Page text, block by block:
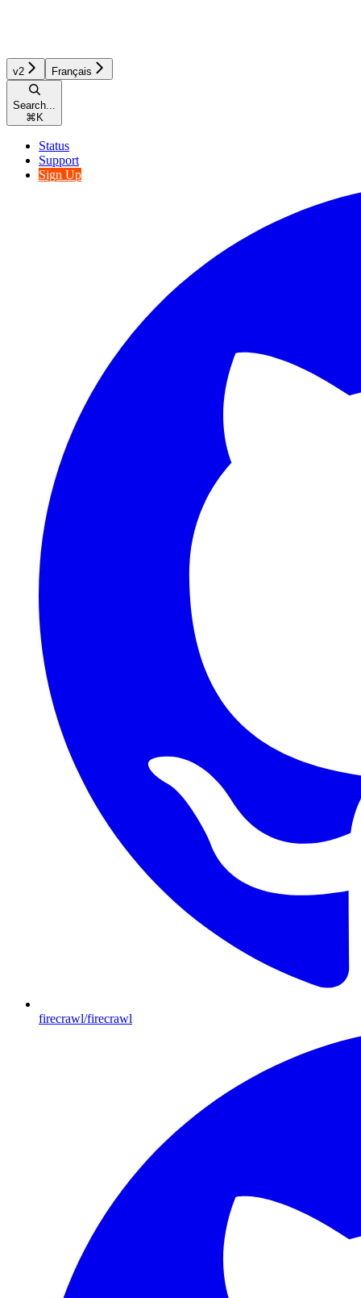
v2 Français
Search...
⌘ K
Status
Support
Sign Up
firecrawl/firecrawl